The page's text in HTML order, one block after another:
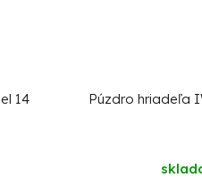
14 Púzdro hriadeľa